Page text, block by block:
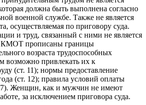
должна быть выполнена согласно
военной службе. Также не является
осуществляемая по приговору суда.
и труд, связанный с ними не является
КМОТ прописаны границы
возраста трудоспособных
возможно привлекать их к
(ст. 11); нормы предоставление
(ст. 12); правила условий оплаты
Женщин, как и мужчин не имеют
за исключением приговора суда.